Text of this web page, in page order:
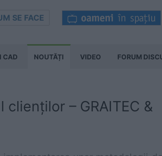
SE FACE
CAD NOUTĂȚI VIDEO FORUM
– GRAITEC &